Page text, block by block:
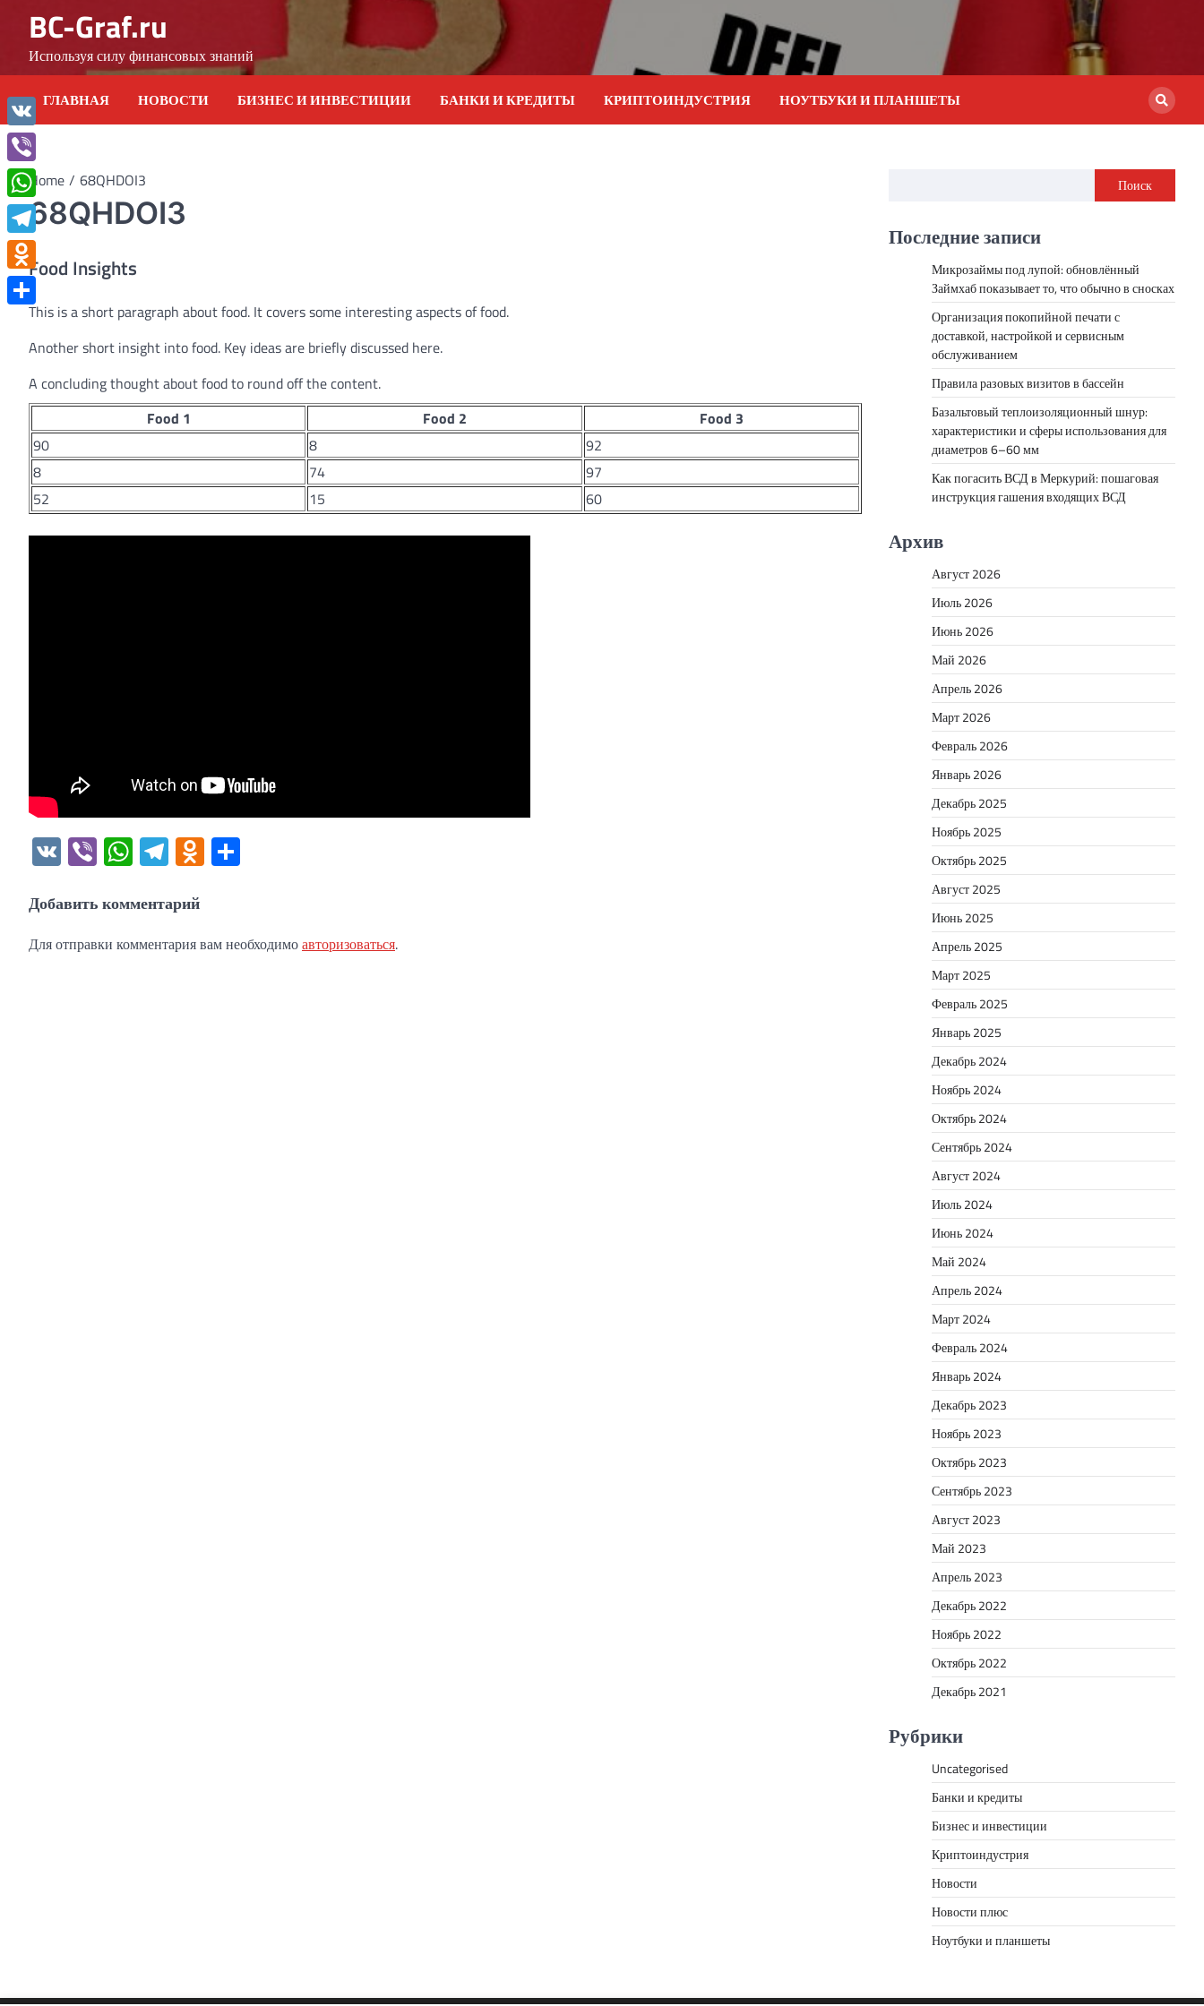
content
BC-Graf.ru
Используя силу финансовых знаний
ГЛАВНАЯ НОВОСТИ БИЗНЕС И ИНВЕСТИЦИИ БАНКИ И КРЕДИТЫ КРИПТОИНДУСТРИЯ НОУТБУКИ И ПЛАНШЕТЫ
Home 68QHDOI3
68QHDOI3
Food Insights
This is a short paragraph about food. It covers some interesting aspects of food.
Another short insight into food. Key ideas are briefly discussed here.
A concluding thought about food to round off the content.
Food 1
Food 2
Food 3
90
8
92
8
74
97
52
15 60
VK ViberWhatsApp
Telegram
Odnoklassniki
Добавить комментарий
Для отправки комментария вам необходимоавторизоваться.
Поиск
Последние записи
Микрозаймы под лупой: обновлённый
Займхаб показывает то, что обычно в сносках
Организация покопийной печати с
доставкой, настройкой и сервисным
обслуживанием
Правила разовых визитов в бассейн
Базальтовый теплоизоляционный шнур:
характеристики и сферы использования для
диаметров 6–60 мм
Как погасить ВСД в Меркурий: пошаговая
инструкция гашения входящих ВСД
Архив
Август 2026
Июль 2026
Июнь 2026
Май 2026
Апрель 2026
Март 2026
Февраль 2026
Январь 2026
Декабрь 2025
Ноябрь 2025
Октябрь 2025
Август 2025
Июнь 2025
Апрель 2025
Март 2025
Февраль 2025
Январь 2025
Декабрь 2024
Ноябрь 2024
Октябрь 2024
Сентябрь 2024
Август 2024
Июль 2024
Июнь 2024
Май 2024
Апрель 2024
Март 2024
Февраль 2024
Январь 2024
Декабрь 2023
Ноябрь 2023
Октябрь 2023
Сентябрь 2023
Август 2023
Май 2023
Апрель 2023
Декабрь 2022
Ноябрь 2022
Октябрь 2022
Декабрь 2021
Рубрики
Uncategorised
Банки и кредиты
Бизнес и инвестиции
Криптоиндустрия
Новости
Новости плюс
Ноутбуки и планшеты
VK
Viber
WhatsApp
Telegram
Odnoklassniki
Отправить